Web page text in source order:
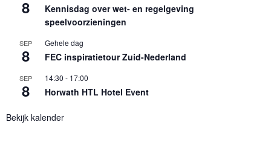
8
Kennisdag over wet- en regelgeving
speelvoorzieningen
SEP
8
Gehele dag
FEC inspiratietour Zuid-Nederland
SEP
8
14:30 - 17:00
Horwath HTL Hotel Event
Bekijk kalender